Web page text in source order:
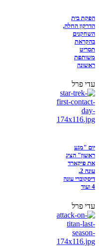
הפקת בית
הדרקון החלה,
השחקנים
בהקראת
תסריט
משותפת
ראשונה
עדי פרל
יום "מגע
ראשון" הציג
את פיקארד
עונה 2,
דיסקוברי עונה
4 ועוד
עדי פרל